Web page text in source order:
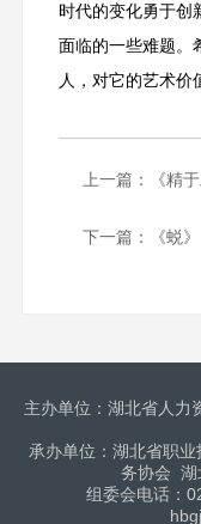
时代的变化勇于创
面临的一些难题。
人，对它的艺术价
上一篇： 《精
下一篇： 《蜕》
主办单位：湖北省人
承办单位：湖北省职
务协会 湖
组委会电话：